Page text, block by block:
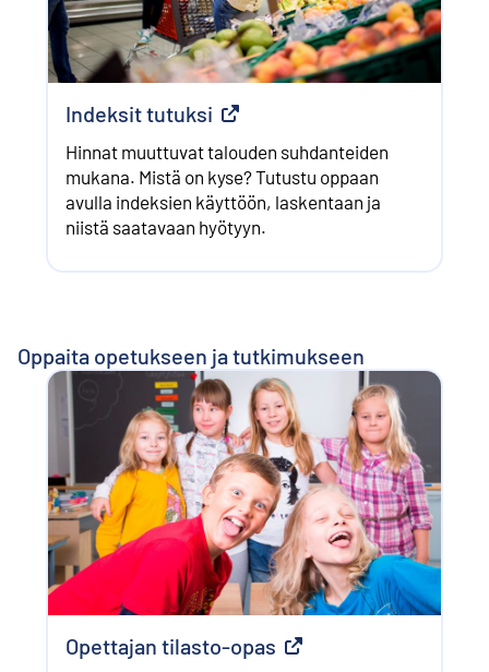
Indeksit tutuksi Ulkoinen linkki
Hinnat muuttuvat talouden suhdanteiden
mukana. Mistä on kyse? Tutustu oppaan
avulla indeksien käyttöön, laskentaan ja
niistä saatavaan hyötyyn.
Oppaita opetukseen ja tutkimukseen
Opettajan tilasto-opas Ulkoinen linkki